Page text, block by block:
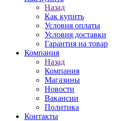
Назад
Как купить
Условия оплаты
Условия доставки
Гарантия на товар
Компания
Назад
Компания
Магазины
Новости
Вакансии
Политика
Контакты